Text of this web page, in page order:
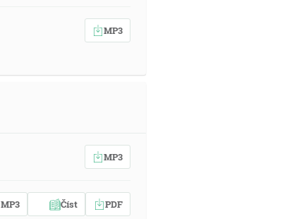
MP3
MP3
MP3 Číst PDF